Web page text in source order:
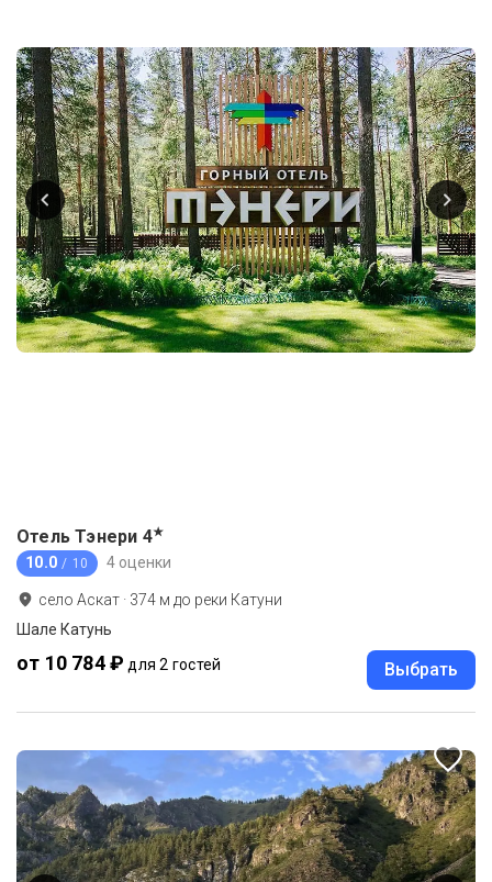
Отель Тэнери 4★
10.0 / 10 4 оценки
село Аскат · 374 м до реки Катуни
Шале Катунь
от 10 784 ₽ для 2 гостей Выбрать